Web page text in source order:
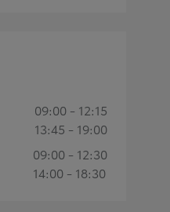
09:00 - 12:15
13:45 - 19:00
09:00 - 12:30
14:00 - 18:30